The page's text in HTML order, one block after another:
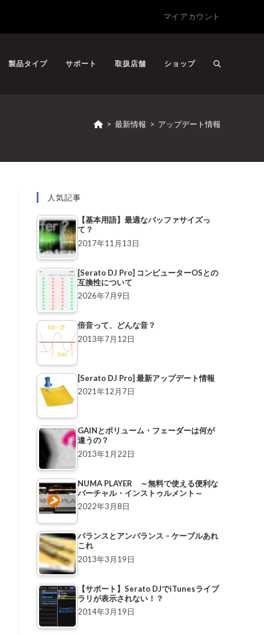
マイアカウント
製品タイプ サポート 取扱店舗 ショップ
> 最新情報 > アップデート情報
人気記事
【基本用語】最適なバッファサイズっ
て？
2017年11月13日
[Serato DJ Pro] コンピューターOSとの
互換性について
2026年7月9日
倍音って、どんな音？
2013年7月12日
[Serato DJ Pro] 最新アップデート情報
2021年12月7日
GAINとボリューム・フェーダーは何が
違うの？
2013年1月22日
NUMA PLAYER ～無料で使える便利な
バーチャル・インストゥルメント～
2022年3月8日
バランスとアンバランス – ケーブルあれ
これ
2013年3月19日
【サポート】Serato DJでiTunesライブ
ラリが表示されない！？
2014年3月19日